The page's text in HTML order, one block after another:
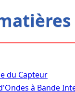
du Capteur
à Bande